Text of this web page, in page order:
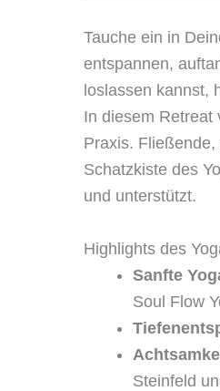
Tauche ein in
entspannen,
loslassen kannst,
In diesem Retreat
Praxis.
Schatzkiste des
und unterstützt.
Highlights des
Sanfte
Soul Flow
Steinfeld